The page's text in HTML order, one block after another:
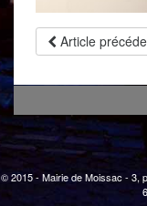
Article
© 2015 - Mairie de Moissac - 3,